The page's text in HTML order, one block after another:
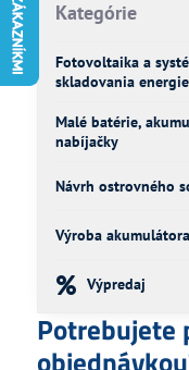
Kategórie
Fotovoltaika a
skladovania energie
Malé batérie,
nabíjačky
Návrh ostrovného
Výroba
Výpredaj
Potrebujete